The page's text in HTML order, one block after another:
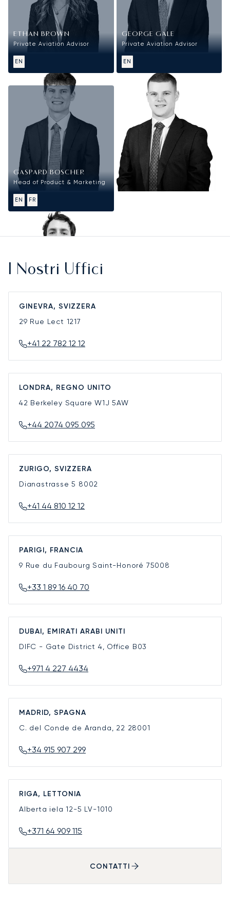
ETHAN BROWN
Private Aviation Advisor
EN
GEORGE GALE
Private Aviation Advisor
EN
Marketing
GASPARD BOSCHER
Head of Product & Marketing
EN FR
I Nostri Uffici
GINEVRA, SVIZZERA
29 Rue Lect 1217
+41 22 782 12 12
LONDRA, REGNO UNITO
42 Berkeley SquareW1J 5AW
+44 2074 095 095
ZURIGO, SVIZZERA
Dianastrasse 5 8002
+41 44 810 12 12
PARIGI, FRANCIA
9 Rue du Faubourg Saint-Honoré 75008
+33 1 89 16 40 70
DUBAI, EMIRATI ARABI UNITI
DIFC - Gate District 4, Office B03
+971 4 227 4434
MADRID, SPAGNA
C. del Conde de Aranda, 22 28001
+34 915 907 299
RIGA, LETTONIA
Alberta iela 12-5 LV-1010
+371 64 909 115
CONTATTI